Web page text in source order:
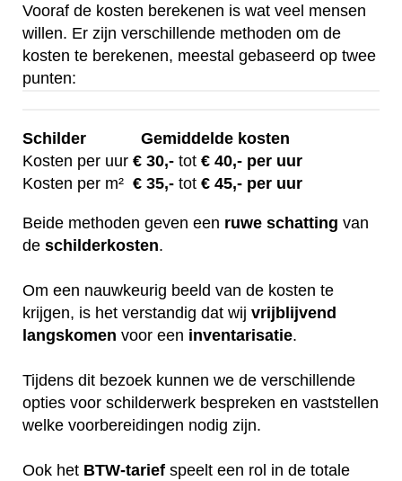
Vooraf de kosten berekenen is wat veel mensen
willen. Er zijn verschillende methoden om de
kosten te berekenen, meestal gebaseerd op twee
punten:
Schilder
Gemiddelde kosten
Kosten per uur € 30,- tot € 40,- per uur
Kosten per m² € 35,- tot € 45,- per uur
Beide methoden geven een ruwe schatting van
de schilderkosten.
Om een nauwkeurig beeld van de kosten te
krijgen, is het verstandig dat wij vrijblijvend
langskomen voor een inventarisatie.
Tijdens dit bezoek kunnen we de verschillende
opties voor schilderwerk bespreken en vaststellen
welke voorbereidingen nodig zijn.
Ook het BTW-tarief speelt een rol in de totale